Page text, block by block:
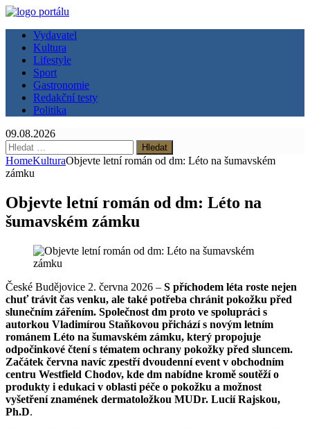
Vydavatel
Kultura
Lifestyle
Sport
Gastronomie
Redakční testy
Politika
09.08.2026
Vyhledávání
HomeKulturaObjevte letní román od dm: Léto na šumavském
zámku
Objevte letní román od dm: Léto na
šumavském zámku
České Budějovice 2. června 2026 – S příchodem léta roste nejen
chuť trávit čas venku, ale také potřeba chránit pokožku před
slunečním zářením. Společnost dm proto ve spolupráci s
autorkou Vladimírou Staňkovou přichází s novým letním
románem Léto na šumavském zámku, který propojuje
odpočinkové čtení s tématem ochrany pokožky před sluncem.
Začátek června navíc zpestří dvoudenní event v obchodním
centru Westfield Chodov, kde dm nabídne kromě soutěží o
produkty i edukaci v oblasti péče o pokožku a možnost
vyšetření znamének dermatoložkou MUDr. Lucií Rajskou,
Ph.D.